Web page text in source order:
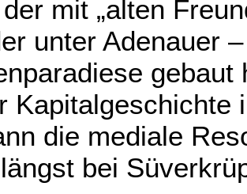
mit „alten
unter Adenauer
Kapitalgeschichte
die mediale
bei